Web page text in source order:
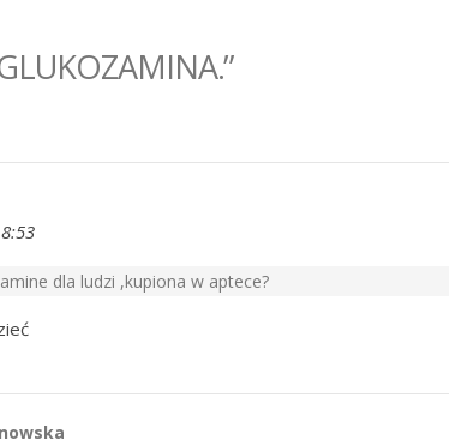
dla ludzi ,kupiona w aptece?